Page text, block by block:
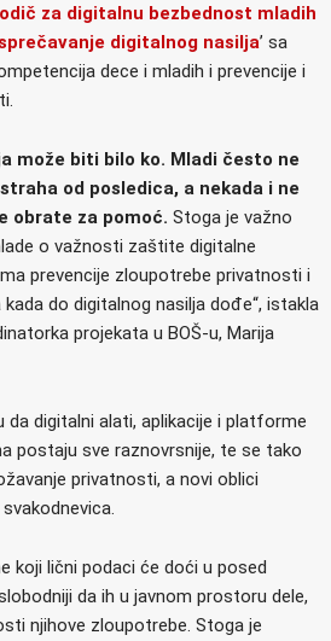
za digitalnu bezbednost mladih
digitalnog nasilja’ sa
dece i mladih i prevencije i
može biti bilo ko. Mladi često ne
od posledica, a nekada i ne
obrate za pomoć. Stoga je važno
o važnosti zaštite digitalne
prevencije zloupotrebe privatnosti i
do digitalnog nasilja dođe“, istakla
projekata u BOŠ-u, Marija
digitalni alati, aplikacije i platforme
postaju sve raznovrsnije, te se tako
privatnosti, a novi oblici
koji lični podaci će doći u posed
da ih u javnom prostoru dele,
njihove zloupotrebe. Stoga je